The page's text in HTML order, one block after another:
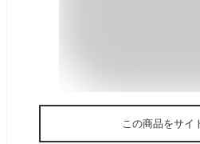
この商品をサイ